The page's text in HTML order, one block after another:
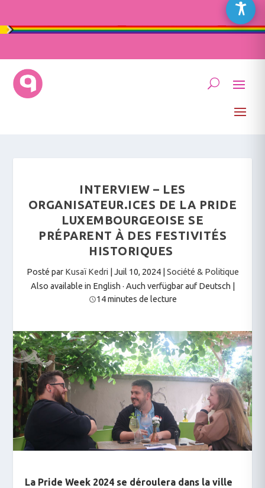
INTERVIEW – LES
ORGANISATEUR.ICES DE LA PRIDE
LUXEMBOURGEOISE SE
PRÉPARENT À DES FESTIVITÉS
HISTORIQUES
Posté par Kusaï Kedri Juil 10, 2024| Société & Politique
Also available in English · Auch verfügbar auf Deutsch
14 minutes de lecture
La Pride Week 2024 se déroulera dans la ville